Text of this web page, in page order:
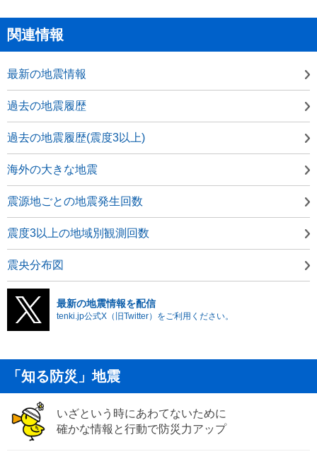
関連情報
最新の地震情報
過去の地震履歴
過去の地震履歴(震度3以上)
海外の大きな地震
震源地ごとの地震発生回数
震度3以上の地域別観測回数
震央分布図
最新の地震情報を配信
tenki.jp公式X（旧Twitter）をご利用ください。
「知る防災」地震
いざという時にあわてないために
確かな情報と行動で防災力アップ